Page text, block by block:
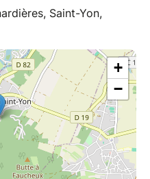
et votre énergie
toujours avec le sourire !
Saint-Yon,
+
−